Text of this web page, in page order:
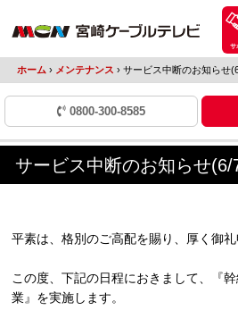
サ
ホーム › メンテナンス ›サービス中断のお知らせ
0800-300-8585
サービス中断のお知らせ
平素は、格別のご高配を賜り、厚く御礼
この度、下記の日程におきまして、『
業』を実施します。